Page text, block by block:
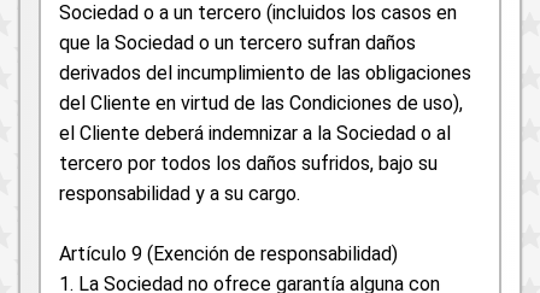
Sociedad o a un tercero (incluidos los casos en
que la Sociedad o un tercero sufran daños
derivados del incumplimiento de las obligaciones
del Cliente en virtud de las Condiciones de uso),
el Cliente deberá indemnizar a la Sociedad o al
tercero por todos los daños sufridos, bajo su
responsabilidad y a su cargo.
Artículo 9 (Exención de responsabilidad)
1. La Sociedad no ofrece garantía alguna con